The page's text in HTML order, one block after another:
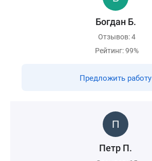
Богдан Б.
Отзывов: 4
Рейтинг: 99%
Предложить работу
Петр П.